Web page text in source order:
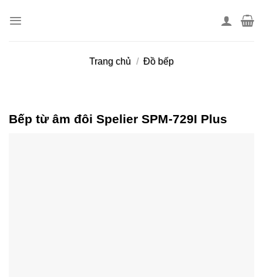
Trang chủ / Đồ bếp
Bếp từ âm đôi Spelier SPM-729I Plus